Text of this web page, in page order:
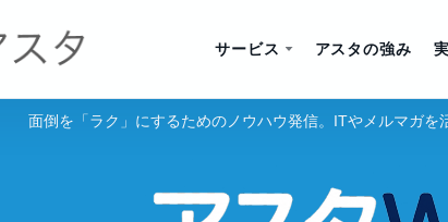
サービス アスタの強み
面倒を「ラク」にするためのノウハウ発信。ITやメルマガを